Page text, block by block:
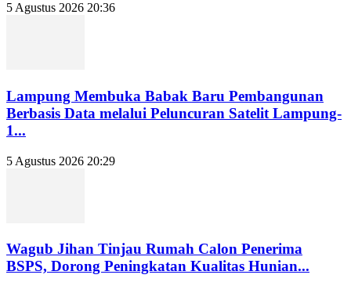
5 Agustus 2026 20:36
Lampung Membuka Babak Baru Pembangunan
Berbasis Data melalui Peluncuran Satelit Lampung-
1...
5 Agustus 2026 20:29
Wagub Jihan Tinjau Rumah Calon Penerima
BSPS, Dorong Peningkatan Kualitas Hunian...